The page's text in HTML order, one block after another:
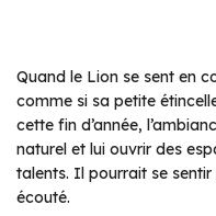
Quand le Lion se sent en
comme si sa petite
cette fin d’année,
naturel et lui ouvrir des
talents. Il pourrait se
écouté.